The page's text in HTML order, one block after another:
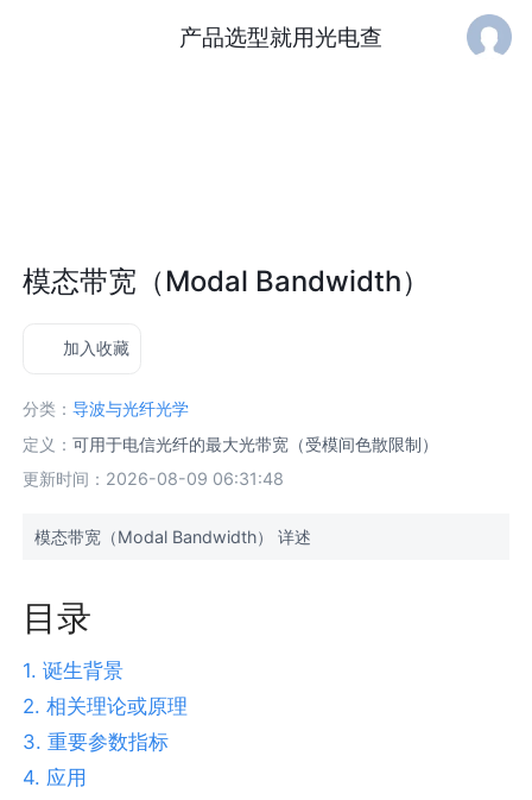
产品选型就用光电查
模态带宽（Modal Bandwidth）
加入收藏
分类：导波与光纤光学
定义：可用于电信光纤的最大光带宽（受模间色散限制）
更新时间：2026-08-09 06:31:48
模态带宽（Modal Bandwidth） 详述
目录
1. 诞生背景
2. 相关理论或原理
3. 重要参数指标
4. 应用